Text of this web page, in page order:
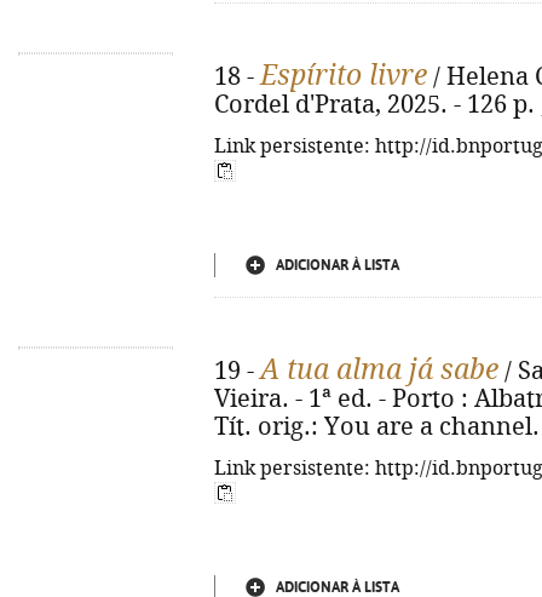
18 -Espírito livre / Helena
Cordel d'Prata, 2025. - 126
Link persistente: http://
ADICIONAR À LISTA
19 -A tua alma já sabe /
Vieira. - 1ª ed. - Porto :
Tít. orig.: You are a channel.
Link persistente: http://
ADICIONAR À LISTA